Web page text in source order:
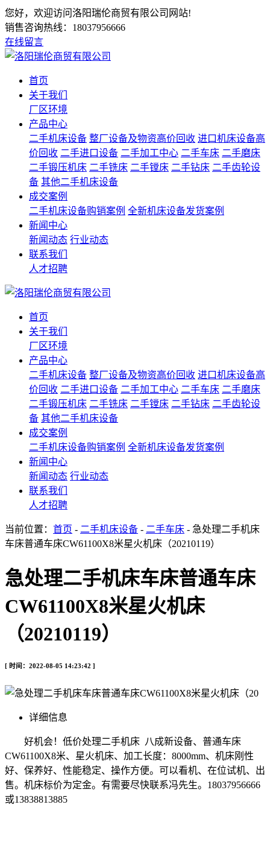
您好，欢迎访问洛阳瑞伦商贸有限公司网站!
销售咨询热线： 18037956666
在线留言
首页
关于我们
厂区环境
产品中心
二手机床设备 整厂设备及物资高价回收 进口机床设备高
价回收 二手进口设备 二手加工中心 二手车床 二手磨床
二手锻压机床 二手铣床 二手镗床 二手钻床 二手齿轮设
备 其他二手机床设备
成交案例
二手机床设备购销案例 全新机床设备发货案例
新闻中心
新闻动态 行业动态
联系我们
人才招聘
首页
关于我们
厂区环境
产品中心
二手机床设备 整厂设备及物资高价回收 进口机床设备高
价回收 二手进口设备 二手加工中心 二手车床 二手磨床
二手锻压机床 二手铣床 二手镗床 二手钻床 二手齿轮设
备 其他二手机床设备
成交案例
二手机床设备购销案例 全新机床设备发货案例
新闻中心
新闻动态 行业动态
联系我们
人才招聘
当前位置： 首页 - 二手机床设备 - 二手车床 - 急处理二手机床
车床普通车床CW61100X8米星火机床（20210119）
急处理二手机床车床普通车床
CW61100X8米星火机床
（20210119）
[ 时间：2022-08-05 14:23:42 ]
详细信息
好机会！低价处理二手机床 八成新设备、普通车床
CW61100X8米、星火机床、加工长度：8000mm、机床刚性
好、保养好、性能稳定、操作方便。可以看机、在位试机、出
售。机床标价为定金。有需要尽快联系冯先生。18037956666
或13838813885